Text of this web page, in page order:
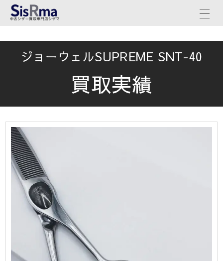
ジョーウェルSUPREME SNT-40
買取実績